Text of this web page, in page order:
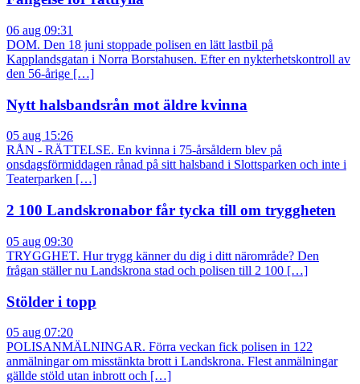
06 aug 09:31
DOM. Den 18 juni stoppade polisen en lätt lastbil på
Kapplandsgatan i Norra Borstahusen. Efter en nykterhetskontroll av
den 56-årige […]
Nytt halsbandsrån mot äldre kvinna
05 aug 15:26
RÅN - RÄTTELSE. En kvinna i 75-årsåldern blev på
onsdagsförmiddagen rånad på sitt halsband i Slottsparken och inte i
Teaterparken […]
2 100 Landskronabor får tycka till om tryggheten
05 aug 09:30
TRYGGHET. Hur trygg känner du dig i ditt närområde? Den
frågan ställer nu Landskrona stad och polisen till 2 100 […]
Stölder i topp
05 aug 07:20
POLISANMÄLNINGAR. Förra veckan fick polisen in 122
anmälningar om misstänkta brott i Landskrona. Flest anmälningar
gällde stöld utan inbrott och […]